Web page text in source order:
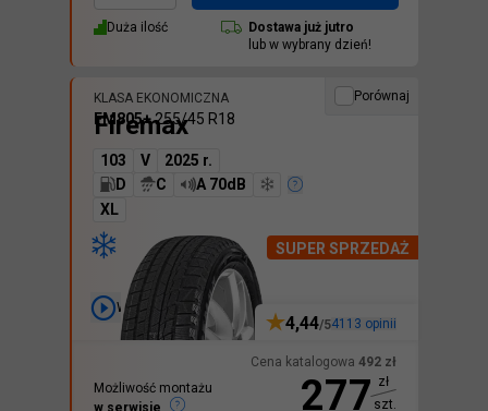
Duża ilość Dostawa już jutro
lub w wybrany dzień!
Porównaj
Wideo
KLASA EKONOMICZNA
Firemax
SUPER SPRZEDAŻ
FM805+255/45 R18
103 V
2025 r.
D
C
A 70dB
XL
Cena katalogowa 492 zł
277 zł
szt.
4,44/54113 opinii
Możliwość montażu
w serwisie